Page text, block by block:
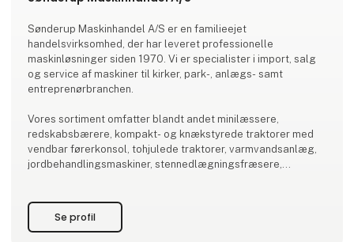
Sønderup Maskinhandel A/S er en familieejet
handelsvirksomhed, der har leveret professionelle
maskinløsninger siden 1970. Vi er specialister i import, salg
og service af maskiner til kirker, park-, anlægs- samt
entreprenørbranchen.
Vores sortiment omfatter blandt andet minilæssere,
redskabsbærere, kompakt- og knækstyrede traktorer med
vendbar førerkonsol, tohjulede traktorer, varmvandsanlæg,
jordbehandlingsmaskiner, stennedlægningsfræsere,
anvendes på de fleste traktormærker.
Se profil